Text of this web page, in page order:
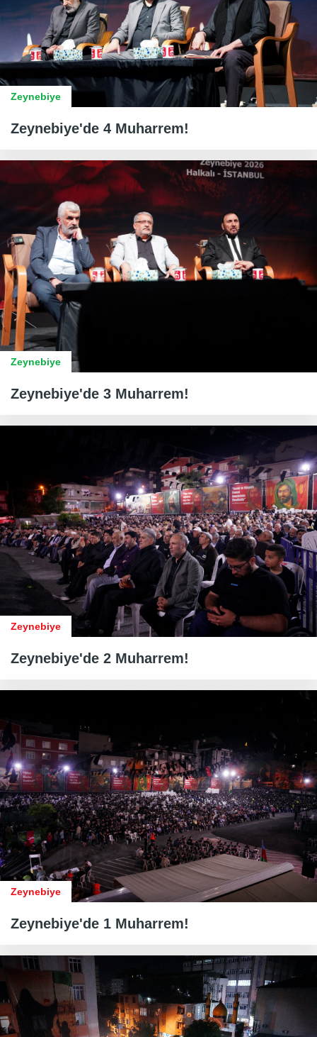
Zeynebiye
Zeynebiye'de 4 Muharrem!
Zeynebiye
Zeynebiye'de 3 Muharrem!
Zeynebiye
Zeynebiye'de 2 Muharrem!
Zeynebiye
Zeynebiye'de 1 Muharrem!